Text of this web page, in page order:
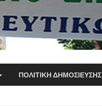
Αθηνών
Π.Ε.
ΠΟΛΙΤΙΚΉ ΔΗΜΟΣΊΕΥΣΗΣ